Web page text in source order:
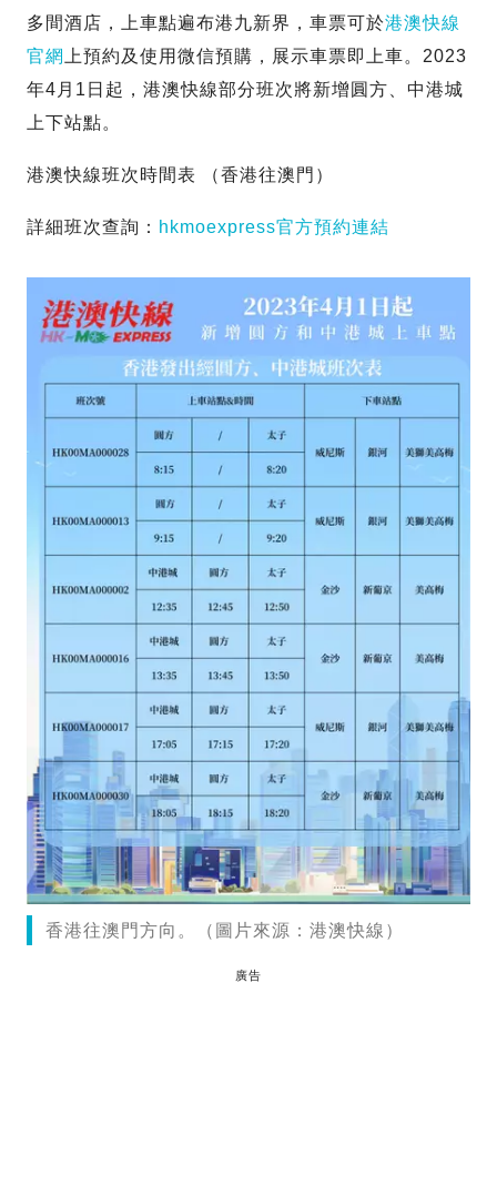
多間酒店，上車點遍布港九新界，車票可於港澳快線
官網
上預約及使用微信預購，展示車票即上車。2023
年4月1日起，港澳快線部分班次將新增圓方、中港城
上下站點。
港澳快線班次時間表 （香港往澳門）
詳細班次查詢： hkmoexpress官方預約連結
香港往澳門方向。（圖片來源：港澳快線）
廣告